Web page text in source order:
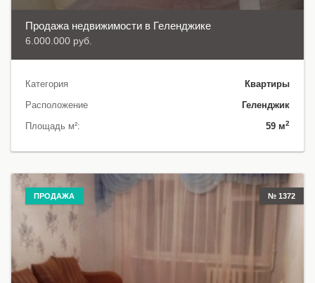
Продажа недвижимости в Геленджике
6.000.000 руб.
Категория
Квартиры
Расположение
Геленджик
Площадь м²:
59 м2
ПРОДАЖА № 1372